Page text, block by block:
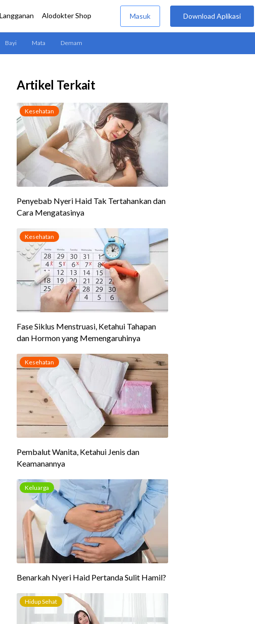
Artikel Terkait